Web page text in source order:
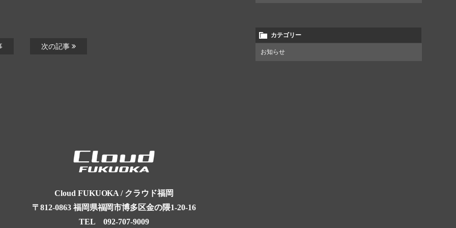
次の記事
カテゴリー
お知らせ
Cloud FUKUOKA / クラウド福岡
〒812-0863 福岡県福岡市博多区金の隈1-20-16
TEL092-707-9009